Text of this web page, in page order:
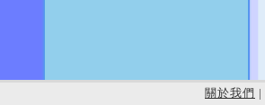
關於我們 |